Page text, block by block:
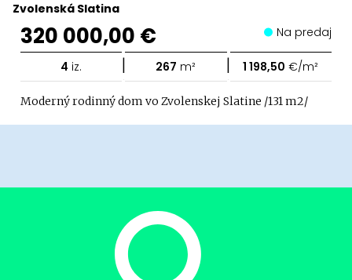
Zvolenská Slatina
320 000,00 € Na predaj
4 iz. | 267 m² | 1 198,50 €/m²
Moderný rodinný dom vo Zvolenskej Slatine /131 m2/